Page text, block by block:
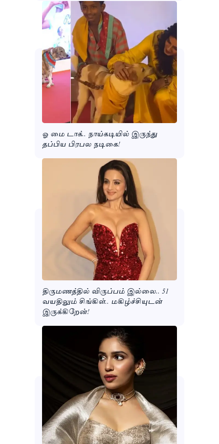
ஓ மை டாக்.. நாய்கடியில் இருந்து
தப்பிய பிரபல நடிகை!
திருமணத்தில் விருப்பம் இல்லை.. 51
வயதிலும் சிங்கிள்.. மகிழ்ச்சியுடன்
இருக்கிறேன்!